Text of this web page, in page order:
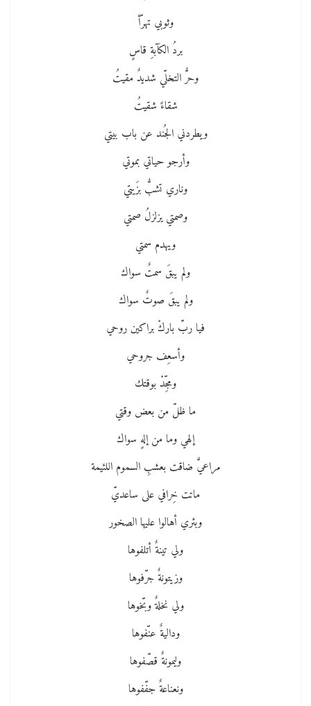
وثوبي تهرّأ
بردُ الكآبةِ قاسٍ
وحرُّ التخلّي شديدٌ مقيتُ
شقاءً شقيتُ
ويطردني الجُند عن باب بيتي
وأرجو حياتي بموتي
وناري تشبُّ بزَيتي
وصمتي يزلزلُ صمتي
ويهدم سمتي
ولم يبقَ سمتٌ سواك
ولم يبقَ صوتٌ سواك
فيا ربّ باركْ براكين روحي
وأسعِف جروحي
ومجِّدْ بوقتك
ما ظلّ من بعض وقتي
إلهي وما من إلهٍ سواك
مراعيَّ ضاقت بعشبِ السموم اللئيمة
ماتت خِرافي على ساعديّ
وبئري أهالوا عليها الصخور
ولي تينةٌ أتلفوها
وزيتونةٌ جرّفوها
ولي نخلةٌ وبّخوها
وداليةٌ عنّفوها
وليمونةٌ قصّفوها
ونعناعةٌ جفّفوها